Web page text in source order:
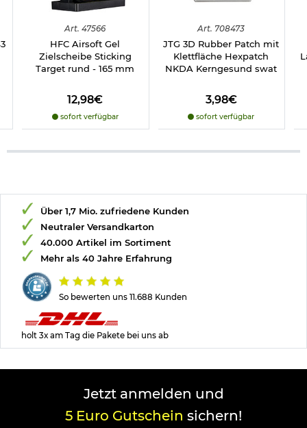
EAA - Witness
Glock 17; 19; 19X; 21; 26; 34; 42; 43 - Gen4 - Gen 5
Hi Point - C9
IWI - Jericho 941F
Kahr - cw45
SIG Sauer - P226; P320; P320SC; P938; SP2022
Smith & Wesson - M&P 9mm -.40 -.45; M&P Shield; M&P
compact; M2.0
Springfield - XDs; XD; XDM; XDE
Ruger - American 9mm; SR9
Tokarov - T33
Herstellerinformationen
Verantwortliche Person für die EU
Art. 47566
HFC Airsoft Gel
Zielscheibe Sticking
Target rund - 165 mm
12,98€
sofort verfügbar
Art. 708473
JTG 3D Rubber Patch mit
Klettfläche Hexpatch
NKDA Kerngesund swat
3,98€
sofort verfügbar
So bewerten uns 11.688 Kunden
Über 1,7 Mio. zufriedene Kunden
Neutraler Versandkarton
40.000 Artikel im Sortiment
Mehr als 40 Jahre Erfahrung
holt 3x am Tag die Pakete bei uns ab
Jetzt anmelden und
5 Euro Gutschein sichern!